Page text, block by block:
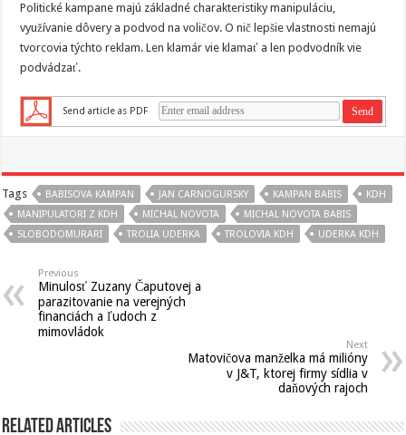
Politické kampane majú základné charakteristiky manipuláciu,
využívanie dôvery a podvod na voličov. O nič lepšie vlastnosti nemajú
tvorcovia týchto reklam. Len klamár vie klamať a len podvodník vie
podvádzať.
Send article as PDF
Tags BABISOVA KAMPAN JAN CARNOGURSKY KAMPAN BABIS
KDH
MANIPULATORI Z KDH
MICHAL NOVOTA
MICHAL NOVOTA BABIS
SLOBODOMURARI
TROLIA UDERKA TROLOVIA KDH UDERKA KDH
Previous
Minulosť Zuzany Čaputovej a
parazitovanie na verejných
financiách a ľudoch z
mimovládok
Next
Matovičova manželka má milióny
v J&T, ktorej firmy sídlia v
daňových rajoch
Related Articles